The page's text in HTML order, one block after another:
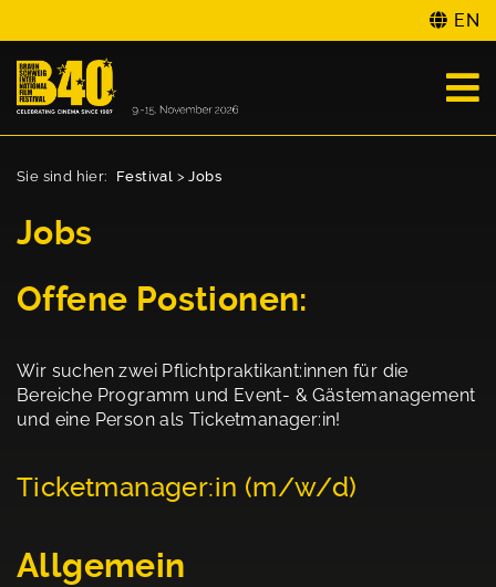
EN
Sie sind hier: Festival >Jobs
Jobs
Offene Postionen:
Wir suchen zwei Pflichtpraktikant:innen für die
Bereiche Programm und Event- & Gästemanagement
und eine Person als Ticketmanager:in!
Ticketmanager:in (m/w/d)
Allgemein